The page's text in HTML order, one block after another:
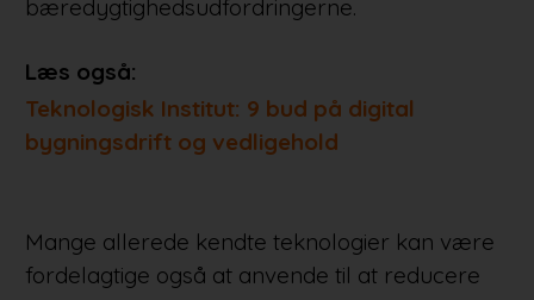
bæredygtighedsudfordringerne.
Læs også:
Teknologisk Institut: 9 bud på digital
bygningsdrift og vedligehold
Mange allerede kendte teknologier kan være
fordelagtige også at anvende til at reducere